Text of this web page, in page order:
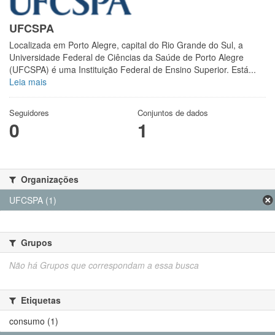
UFCSPA
Localizada em Porto Alegre, capital do Rio Grande do Sul, a
Universidade Federal de Ciências da Saúde de Porto Alegre
(UFCSPA) é uma Instituição Federal de Ensino Superior. Está...
Leia mais
Seguidores
0
Conjuntos de dados
1
Organizações
UFCSPA (1)
Grupos
Não há Grupos que correspondam a essa busca
Etiquetas
consumo (1)